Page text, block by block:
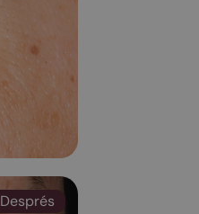
Després